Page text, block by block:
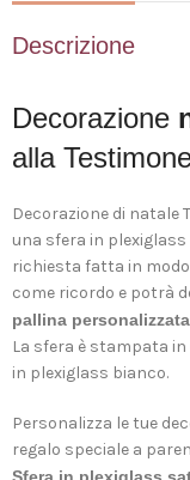
Descrizione
Decorazione
alla
Decorazione di natale
una sfera in
richiesta fatta in
come ricordo e potrà
pallina
La sfera è stampata
in plexiglass bianco.
Personalizza le tue
regalo speciale a